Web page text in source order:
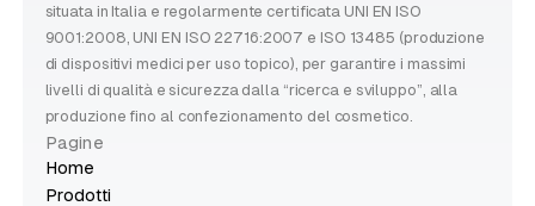
situata in Italia e regolarmente certificata UNI EN ISO
9001:2008, UNI EN ISO 22716:2007 e ISO 13485 (produzione
di dispositivi medici per uso topico), per garantire i massimi
livelli di qualità e sicurezza dalla “ricerca e sviluppo”, alla
produzione fino al confezionamento del cosmetico.
Pagine
Home
Prodotti